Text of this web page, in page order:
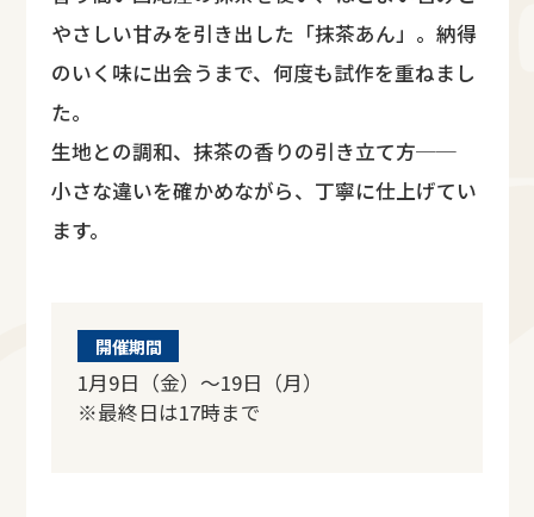
やさしい甘みを引き出した「抹茶あん」。納得
のいく味に出会うまで、何度も試作を重ねまし
た。
生地との調和、抹茶の香りの引き立て方──
小さな違いを確かめながら、丁寧に仕上げてい
ます。
開催期間
1月9日（金）～19日（月）
※最終日は17時まで